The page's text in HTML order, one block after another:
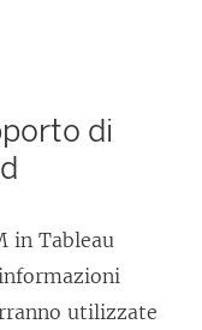
di
in Tableau
utilizzate